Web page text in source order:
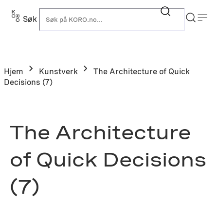
Hopp
Søk
Hjem Kunstverk
The Architecture of Quick
Decisions (7)
The Architecture
of Quick Decisions
(7)